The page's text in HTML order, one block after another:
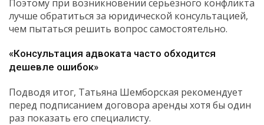
Поэтому при возникновении серьёзного конфликта
лучше обратиться за юридической консультацией,
чем пытаться решить вопрос самостоятельно.
«Консультация адвоката часто обходится
дешевле ошибок»
Подводя итог, Татьяна Шемборская рекомендует
перед подписанием договора аренды хотя бы один
раз показать его специалисту.